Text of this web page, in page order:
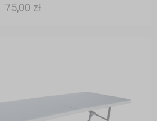
75,00 zł